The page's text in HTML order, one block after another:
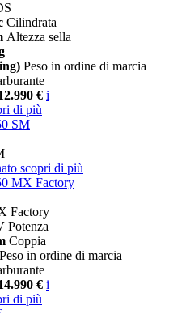
Cilindrata
Altezza sella
Peso in ordine di marcia
€ i
di più
SM
scopri di più
MX Factory
Factory
Potenza
Coppia
Peso in ordine di marcia
€ i
di più